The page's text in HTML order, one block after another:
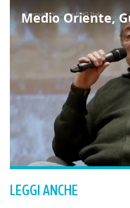
LEGGI ANCHE